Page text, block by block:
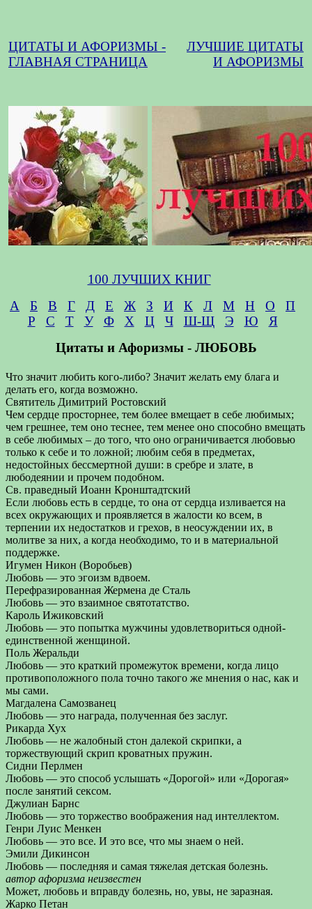
ЦИТАТЫ И АФОРИЗМЫ -
ГЛАВНАЯ СТРАНИЦА
ЛУЧШИЕ ЦИТАТЫ
И АФОРИЗМЫ
100 ЛУЧШИХ КНИГ
А
Б В Г Д Е Ж З И К Л М Н О
П
Р
С Т У Ф Х Ц Ч Ш-Щ Э Ю
Я
Цитаты и Афоризмы - ЛЮБОВЬ
Что значит любить кого-либо? Значит желать ему блага и
делать его, когда возможно.
Святитель Димитрий Ростовский
Чем сердце просторнее, тем более вмещает в себе любимых;
чем грешнее, тем оно теснее, тем менее оно способно вмещать
в себе любимых – до того, что оно ограничивается любовью
только к себе и то ложной; любим себя в предметах,
недостойных бессмертной души: в сребре и злате, в
любодеянии и прочем подобном.
Св. праведный Иоанн Кронштадтский
Если любовь есть в сердце, то она от сердца изливается на
всех окружающих и проявляется в жалости ко всем, в
терпении их недостатков и грехов, в неосуждении их, в
молитве за них, а когда необходимо, то и в материальной
поддержке.
Игумен Никон (Воробьев)
Любовь — это эгоизм вдвоем.
Перефразированная Жермена де Сталь
Любовь — это взаимное святотатство.
Кароль Ижиковский
Любовь — это попытка мужчины удовлетвориться одной-
единственной женщиной.
Поль Жеральди
Любовь — это краткий промежуток времени, когда лицо
противоположного пола точно такого же мнения о нас, как и
мы сами.
Магдалена Самозванец
Любовь — это награда, полученная без заслуг.
Рикарда Хух
Любовь — не жалобный стон далекой скрипки, а
торжествующий скрип кроватных пружин.
Сидни Перлмен
Любовь — это способ услышать «Дорогой» или «Дорогая»
после занятий сексом.
Джулиан Барнс
Любовь — это торжество воображения над интеллектом.
Генри Луис Менкен
Любовь — это все. И это все, что мы знаем о ней.
Эмили Дикинсон
Любовь — последняя и самая тяжелая детская болезнь.
автор афоризма неизвестен
Может, любовь и вправду болезнь, но, увы, не заразная.
Жарко Петан